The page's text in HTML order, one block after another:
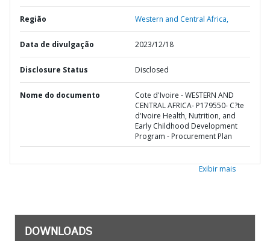
Região Western and Central Africa,
Data de divulgação 2023/12/18
Disclosure Status Disclosed
Nome do documento
Cote d'Ivoire - WESTERN AND
CENTRAL AFRICA- P179550- C?te
d'Ivoire Health, Nutrition, and
Early Childhood Development
Program - Procurement Plan
Exibir mais
DOWNLOADS